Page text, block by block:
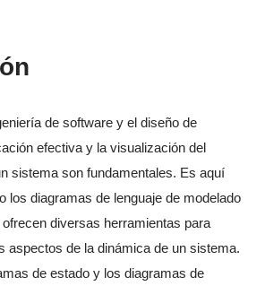
de software y el diseño de
efectiva y la visualización del
sistema son fundamentales. Es aquí
los diagramas de lenguaje de modelado
diversas herramientas para
aspectos de la dinámica de un sistema.
de estado y los diagramas de